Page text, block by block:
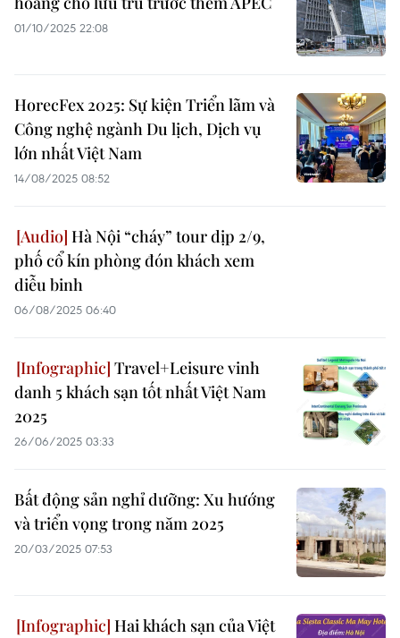
01/10/2025 22:08
HorecFex 2025: Sự kiện Triển lãm và
Công nghệ ngành Du lịch, Dịch vụ
lớn nhất Việt Nam
14/08/2025 08:52
Hà Nội “cháy” tour dịp 2/9,
phố cổ kín phòng đón khách xem
diễu binh
06/08/2025 06:40
Travel+Leisure vinh
danh 5 khách sạn tốt nhất Việt Nam
2025
26/06/2025 03:33
Bất động sản nghỉ dưỡng: Xu hướng
và triển vọng trong năm 2025
20/03/2025 07:53
Hai khách sạn của Việt